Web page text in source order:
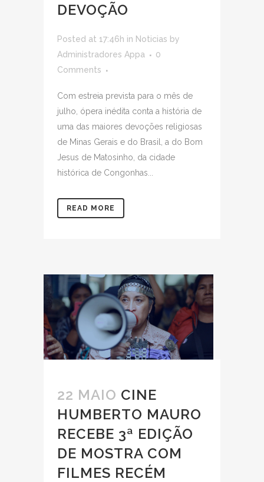
DEVOÇÃO
Posted at 17:46h in Noticias by
Administradores Appa
0
Comments
Com estreia prevista para o mês de
julho, ópera inédita conta a história de
uma das maiores devoções religiosas
de Minas Gerais e do Brasil, a do Bom
Jesus de Matosinho, da cidade
histórica de Congonhas...
READ MORE
22 MAIO CINE
HUMBERTO MAURO
RECEBE 3ª EDIÇÃO
DE MOSTRA COM
FILMES RECÉM